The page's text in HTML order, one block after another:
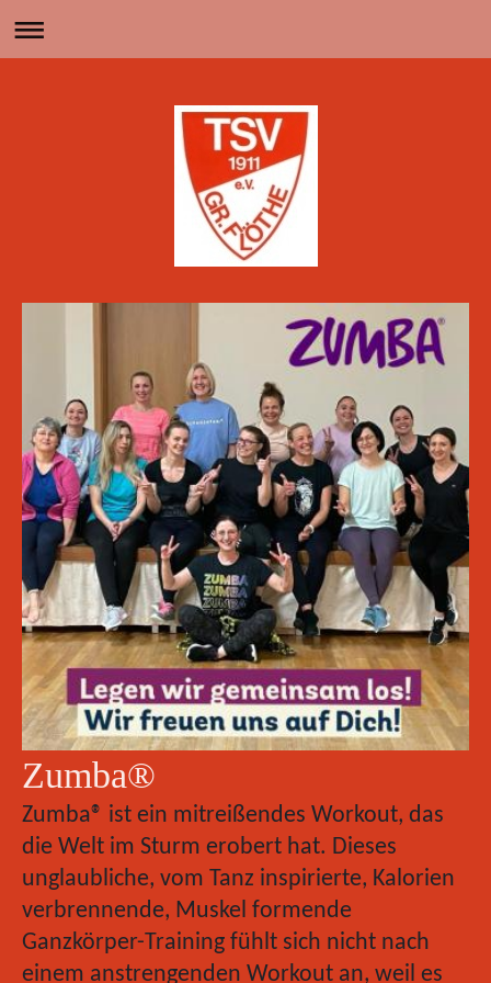
Zumba®
Zumba® ist ein mitreißendes Workout, das
die Welt im Sturm erobert hat. Dieses
unglaubliche, vom Tanz inspirierte, Kalorien
verbrennende, Muskel formende
Ganzkörper-Training fühlt sich nicht nach
einem anstrengenden Workout an, weil es